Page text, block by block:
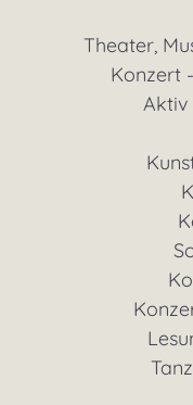
Theater,
Konzert